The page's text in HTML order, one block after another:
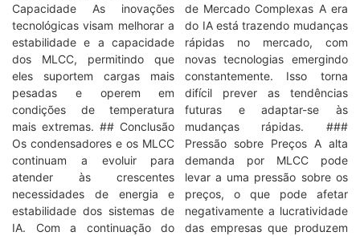
Capacidade As inovações
tecnológicas visam melhorar a
estabilidade e a capacidade
dos MLCC, permitindo que
eles suportem cargas mais
pesadas e operem em
condições de temperatura
mais extremas. ## Conclusão
Os condensadores e os MLCC
continuam a evoluir para
atender às crescentes
necessidades de energia e
estabilidade dos sistemas de
IA. Com a continuação do
de Mercado Complexas A era
do IA está trazendo mudanças
rápidas no mercado, com
novas tecnologias emergindo
constantemente. Isso torna
difícil prever as tendências
futuras e adaptar-se às
mudanças rápidas. ###
Pressão sobre Preços A alta
demanda por MLCC pode
levar a uma pressão sobre os
preços, o que pode afetar
negativamente a lucratividade
das empresas que produzem